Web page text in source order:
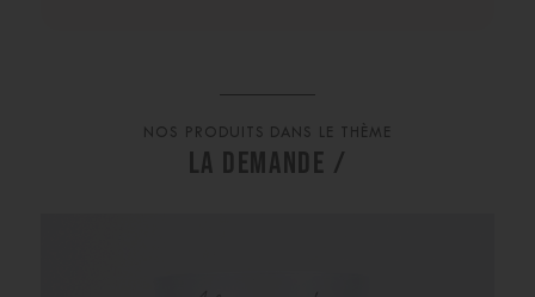
NOS PRODUITS DANS LE THÈME
LA DEMANDE /